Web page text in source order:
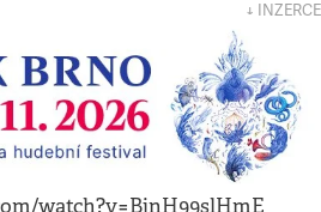
↓ INZERCE
watch?v=BjnH99slHmE